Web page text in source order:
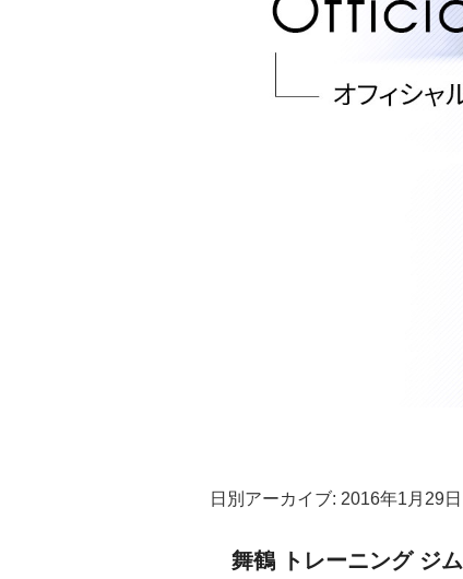
日別アーカイブ: 2016年1月29日
舞鶴 トレーニング ジム